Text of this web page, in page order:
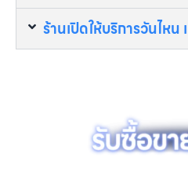
ร้านเปิดให้บริการวันไห